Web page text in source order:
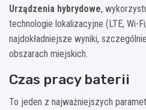
Urządzenia hybrydowe,
technologie lokalizacyjne (LTE, Wi-
najdokładniejsze wyniki,
obszarach miejskich.
Czas pracy baterii
To jeden z najważniejszych